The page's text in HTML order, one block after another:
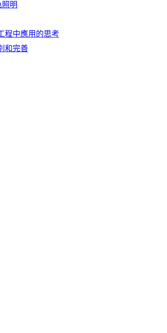
明
程中應用的思考
和完善